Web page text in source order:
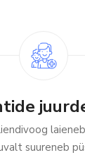
suureneb